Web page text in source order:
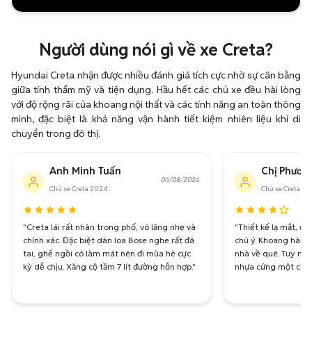
Người dùng nói gì về xe Creta?
Hyundai Creta nhận được nhiều đánh giá tích cực nhờ sự cân bằng
giữa tính thẩm mỹ và tiện dụng. Hầu hết các chủ xe đều hài lòng
với độ rộng rãi của khoang nội thất và các tính năng an toàn thông
minh, đặc biệt là khả năng vận hành tiết kiệm nhiên liệu khi di
chuyển trong đô thị.
Anh Minh Tuấn
Chủ xe Creta 2024
06/08/2026
"Creta lái rất nhàn trong phố, vô lăng nhẹ và
chính xác. Đặc biệt dàn loa Bose nghe rất đã
tai, ghế ngồi có làm mát nên đi mùa hè cực
kỳ dễ chịu. Xăng cộ tầm 7 lít đường hỗn hợp."
Chị
Chủ xe Creta
"Thiết kế lạ mắt, đi
chú ý. Khoang
nhà về quê. Tuy
nhựa cứng một